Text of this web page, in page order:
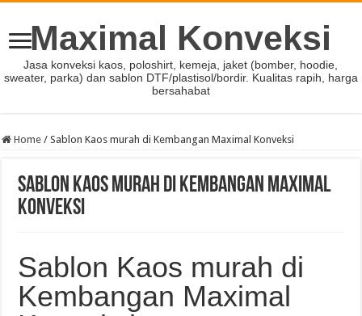
Maximal Konveksi
Jasa konveksi kaos, poloshirt, kemeja, jaket (bomber, hoodie,
sweater, parka) dan sablon DTF/plastisol/bordir. Kualitas rapih, harga
bersahabat
Home / Sablon Kaos murah di Kembangan Maximal Konveksi
Sablon Kaos murah di Kembangan Maximal
Konveksi
Sablon Kaos murah di
Kembangan Maximal